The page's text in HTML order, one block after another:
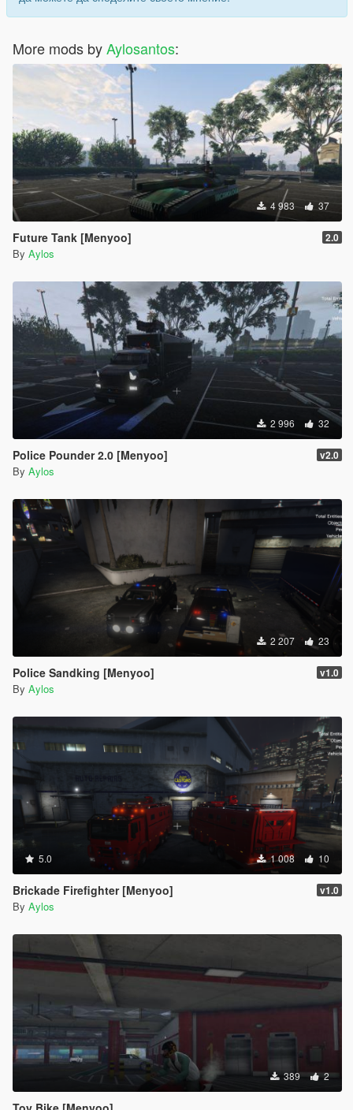
More mods byAylosantos:
4 983 37
Future Tank [Menyoo] 2.0
By Aylos
2 996 32
Police Pounder 2.0 [Menyoo] v2.0
By Aylos
2 207 23
Police Sandking [Menyoo] v1.0
By Aylos
5.0 1 008 10
Brickade Firefighter [Menyoo] v1.0
By Aylos
389 2